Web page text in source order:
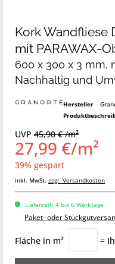
Kork Wandfliese
mit PARAWAX-
600 x 300 x 3 mm,
Nachhaltig und
Hersteller
UVP 45,90 € /m²
27,99 €/m²
39% gespart
inkl. MwSt. zzgl. Versandkosten
Lieferzeit: 4 bis 6 Werktage
Paket- oder
Fläche in m² =